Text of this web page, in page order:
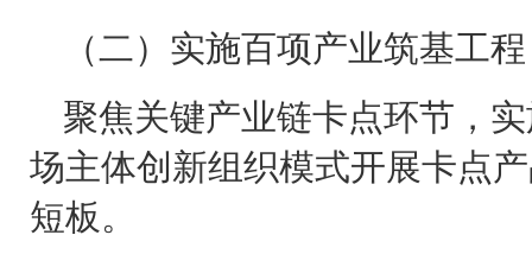
（二）实施百项产业筑基工
聚焦关键产业链卡点环节，
场主体创新组织模式开展卡点
短板。